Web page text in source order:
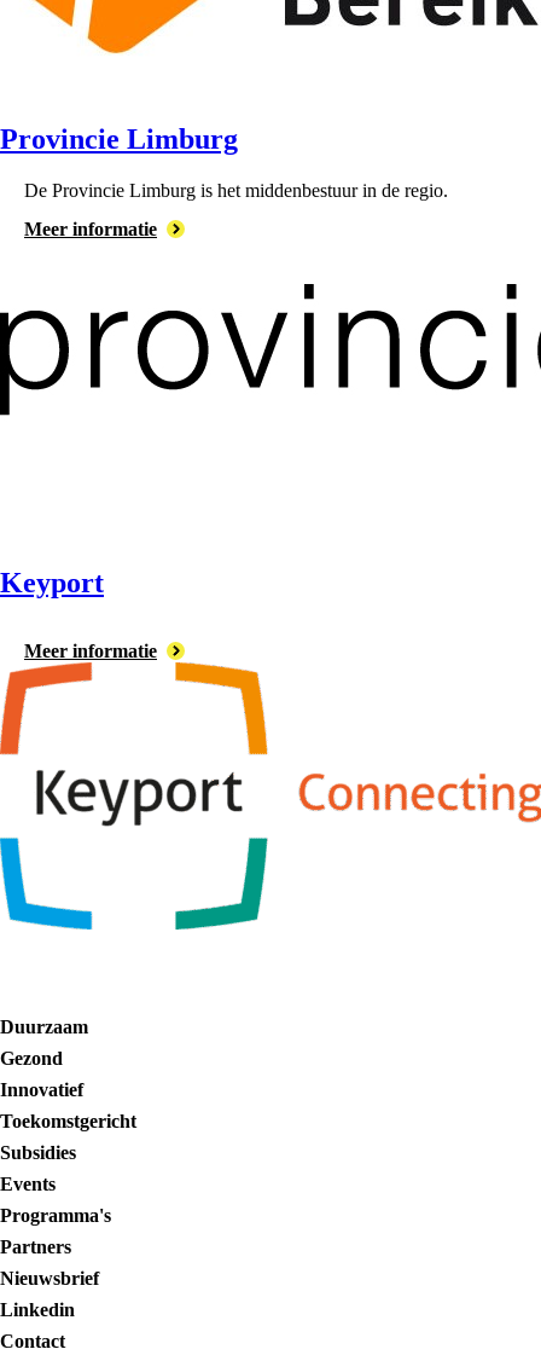
Provincie Limburg
De ⁠Provincie Limburg is het middenbestuur in de regio.
Meer informatie
Keyport
Meer informatie
Duurzaam
Gezond
Innovatief
Toekomstgericht
Subsidies
Events
Programma's
Partners
Nieuwsbrief
Linkedin
Contact